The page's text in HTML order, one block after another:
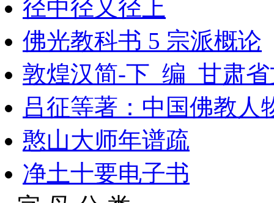
径中径又径上
佛光教科书 5 宗派概论
敦煌汉简-下_编_甘肃
吕征等著：中国佛教人
憨山大师年谱疏
净土十要电子书